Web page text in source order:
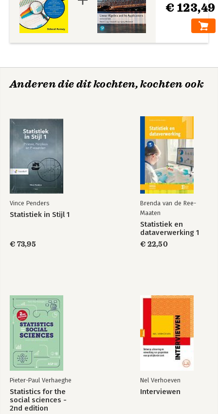
€ 123,49
Anderen die dit kochten, kochten ook
Vince Penders
Statistiek in Stijl 1
€ 73,95
Brenda van de Ree-
Maaten
Statistiek en
dataverwerking 1
€ 22,50
Pieter-Paul Verhaeghe
Statistics for the
social sciences -
2nd edition
Nel Verhoeven
Interviewen